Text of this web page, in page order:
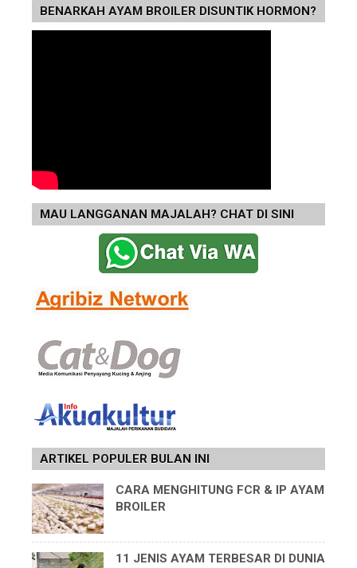
BENARKAH AYAM BROILER DISUNTIK HORMON?
MAU LANGGANAN MAJALAH? CHAT DI SINI
ARTIKEL POPULER BULAN INI
CARA MENGHITUNG FCR & IP AYAM
BROILER
11 JENIS AYAM TERBESAR DI DUNIA